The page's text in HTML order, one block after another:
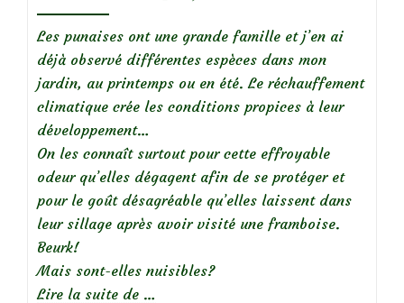
Les punaises ont une grande famille et j’en ai
déjà observé différentes espèces dans mon
jardin, au printemps ou en été. Le réchauffement
climatique crée les conditions propices à leur
développement…
On les connaît surtout pour cette effroyable
odeur qu’elles dégagent afin de se protéger et
pour le goût désagréable qu’elles laissent dans
leur sillage après avoir visité une framboise.
Beurk!
Mais sont-elles nuisibles?
Lire la suite de à
…